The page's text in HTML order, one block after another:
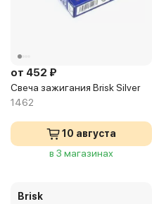
от 452 ₽
Свеча зажигания Brisk Silver
1462
10 августа
в 3 магазинах
Brisk